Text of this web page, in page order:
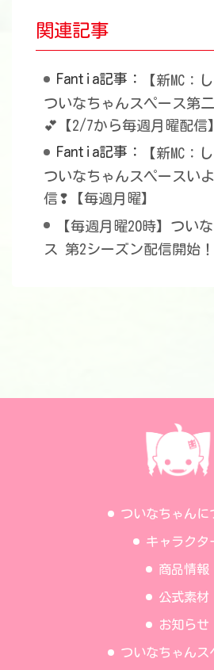
関連記事
Fantia記事：
【新MC：
ついなちゃんスペース第
💕【2/7から毎週月曜配信】
Fantia記事：
【新MC：
ついなちゃんスペースい
信❢【毎週月曜】
【毎週月曜20時】つい
ス 第2シーズン配信開始！
ついなちゃんに
キャラクタ
商品情報
公式素材
お知らせ
ついなちゃんス